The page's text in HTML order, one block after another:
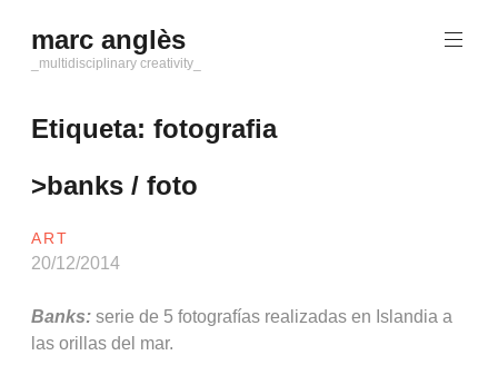
al
contenido
marc anglès
_multidisciplinary creativity_
Etiqueta:fotografia
>banks / foto
ART
20/12/2014
Banks: serie de 5 fotografías realizadas en Islandia a
las orillas del mar.